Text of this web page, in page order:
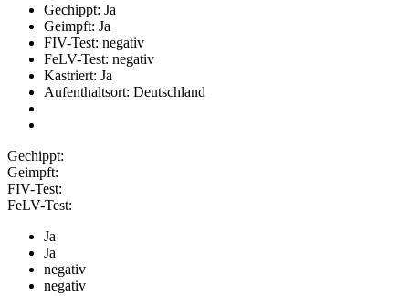
Gechippt: Ja
Geimpft: Ja
FIV-Test: negativ
FeLV-Test: negativ
Kastriert: Ja
Aufenthaltsort: Deutschland
Gechippt:
Geimpft:
FIV-Test:
FeLV-Test:
Ja
Ja
negativ
negativ